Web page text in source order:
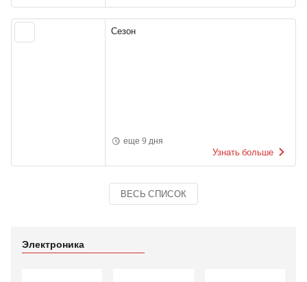
Сезон
еще 9 дня
Узнать больше
ВЕСЬ СПИСОК
Электроника